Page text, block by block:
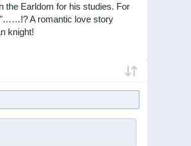
the Earldom for his studies. For
A romantic love story
knight!